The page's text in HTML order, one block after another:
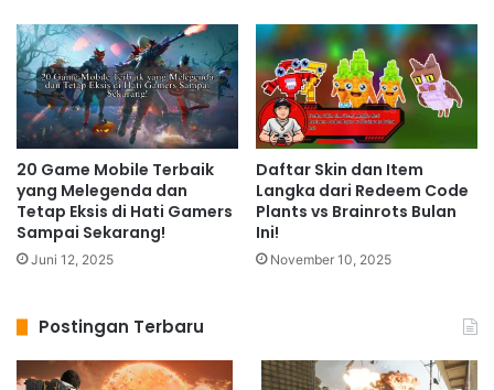
20 Game Mobile Terbaik
yang Melegenda dan
Tetap Eksis di Hati Gamers
Sampai Sekarang!
Juni 12, 2025
Daftar Skin dan Item
Langka dari Redeem Code
Plants vs Brainrots Bulan
Ini!
November 10, 2025
Postingan Terbaru